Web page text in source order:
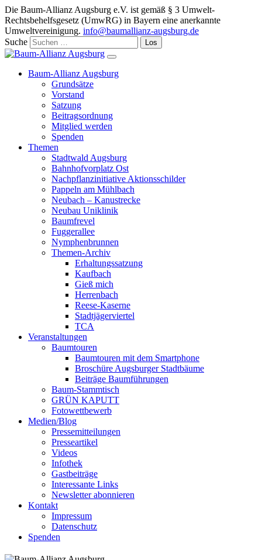
Die Baum-Allianz Augsburg e.V. ist gemäß § 3 Umwelt-
Rechtsbehelfsgesetz (UmwRG) in Bayern eine anerkannte
Umweltvereinigung. info@baumallianz-augsburg.de
Suche
Baum-Allianz Augsburg
Grundsätze
Vorstand
Satzung
Beitragsordnung
Mitglied werden
Spenden
Themen
Stadtwald Augsburg
Bahnhofvorplatz Ost
Nachpflanzinitiative Aktionsschilder
Pappeln am Mühlbach
Neubach – Kanustrecke
Neubau Uniklinik
Baumfrevel
Fuggerallee
Nymphenbrunnen
Themen-Archiv
Erhaltungssatzung
Kaufbach
Gieß mich
Herrenbach
Reese-Kaserne
Stadtjägerviertel
TCA
Veranstaltungen
Baumtouren
Baumtouren mit dem Smartphone
Broschüre Augsburger Stadtbäume
Beiträge Baumführungen
Baum-Stammtisch
GRÜN KAPUTT
Fotowettbewerb
Medien/Blog
Pressemitteilungen
Presseartikel
Videos
Infothek
Gastbeiträge
Interessante Links
Newsletter abonnieren
Kontakt
Impressum
Datenschutz
Spenden